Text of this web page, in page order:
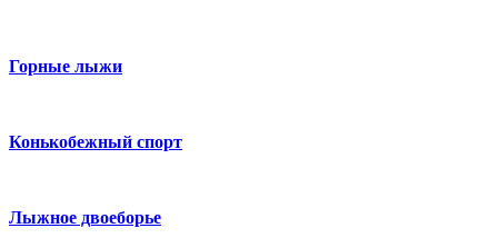
Горные лыжи
Конькобежный спорт
Лыжное двоеборье